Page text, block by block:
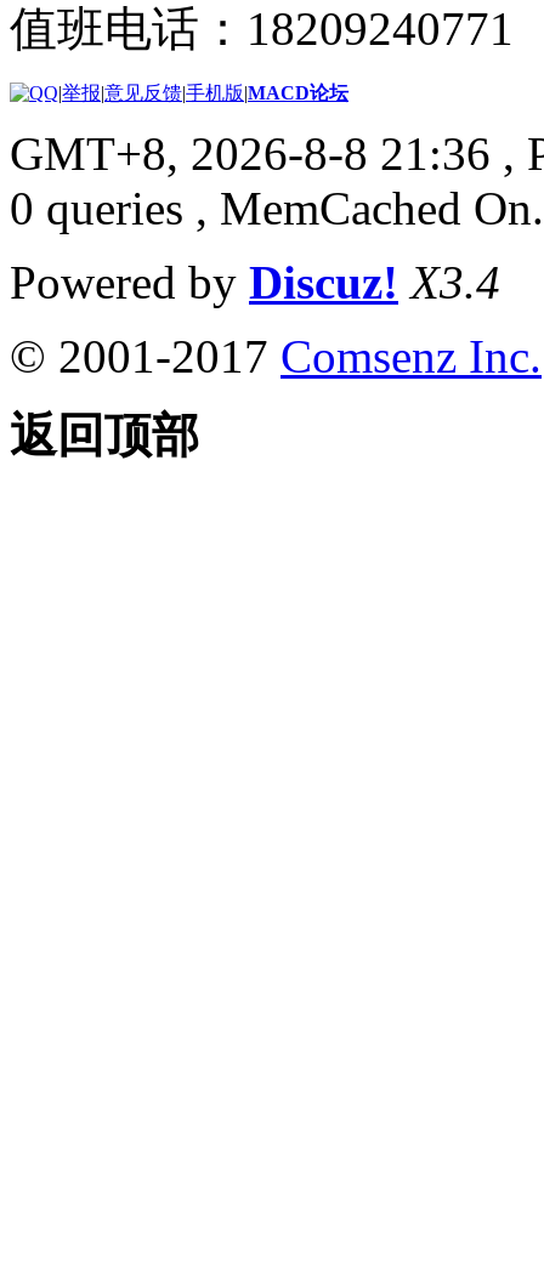
值班电话：
|举报|意见反馈|手机版|MACD论坛
GMT+8, 2026-8-8 21:36 ,
0 queries , MemCached On.
Powered by Discuz! X3.4
© 2001-2017 Comsenz Inc.
返回顶部